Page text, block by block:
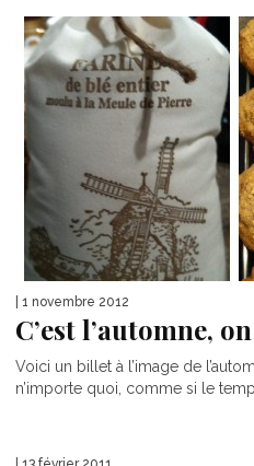
| 1 novembre 2012
C’est l’automne,
Voici un billet à l’image de
n’importe quoi, comme si le